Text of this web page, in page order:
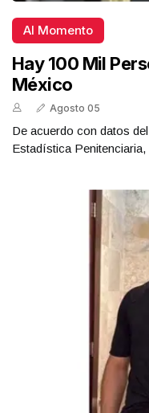
Al Momento
Hay 100 Mil
México
Agosto 05
De acuerdo con datos
Estadística